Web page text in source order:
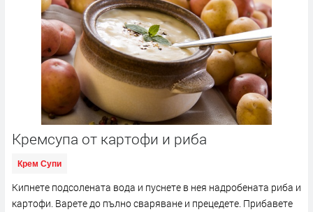
Кремсупа от картофи и риба
Крем Супи
Кипнете подсолената вода и пуснете в нея надробената риба и
картофи. Варете до пълно сваряване и прецедете. Прибавете